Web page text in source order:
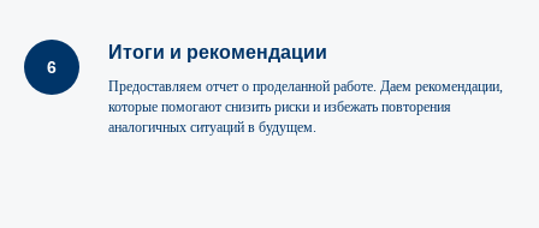
Итоги и рекомендации
Предоставляем отчет о проделанной работе. Даем рекомендации,
которые помогают снизить риски и избежать повторения
аналогичных ситуаций в будущем.